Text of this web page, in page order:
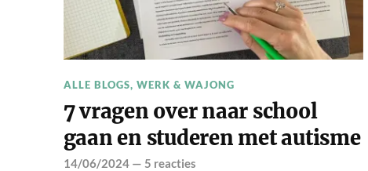
ALLE BLOGS, WERK & WAJONG
7 vragen over naar school
gaan en studeren met autisme
14/06/2024— 5 reacties